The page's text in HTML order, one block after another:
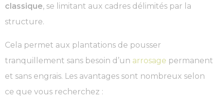
classique, se limitant aux cadres délimités par la
structure.
Cela permet aux plantations de pousser
tranquillement sans besoin d’un arrosage permanent
et sans engrais. Les avantages sont nombreux selon
ce que vous recherchez :